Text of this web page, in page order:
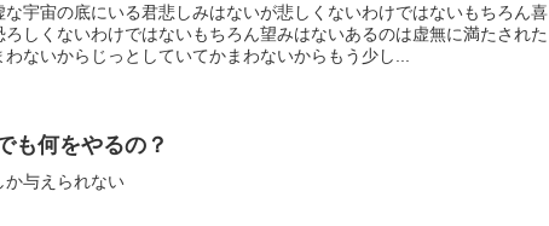
宇宙の底にいる君悲しみはないが悲しくないわけではないもちろん喜
しくないわけではないもちろん望みはないあるのは虚無に満たされた
ないからじっとしていてかまわないからもう少し...
何をやるの？
か与えられない